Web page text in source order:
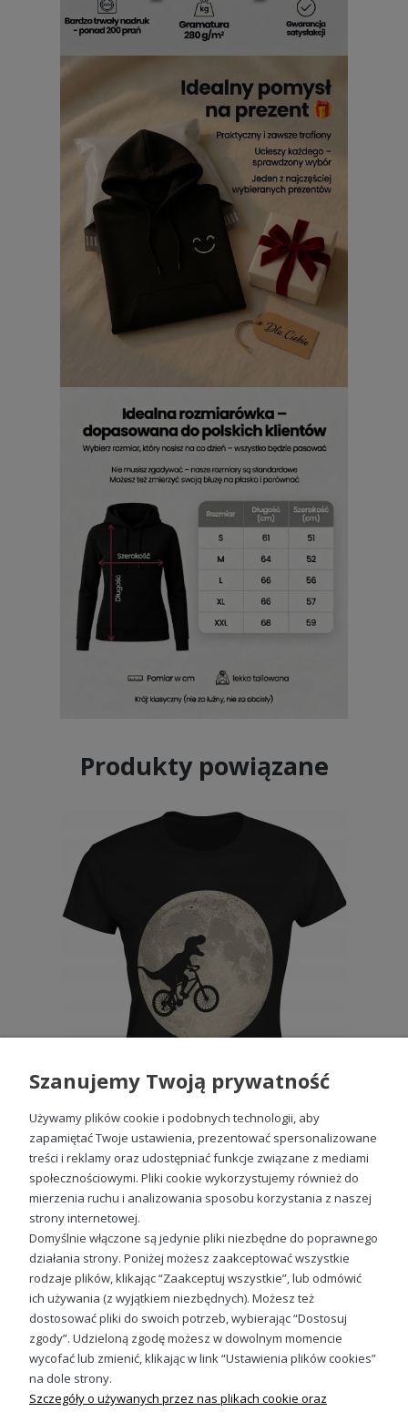
Produkty powiązane
Dinozaur Księżyc Rower T-rex Dino Damska koszulka
49,98 zł
Sprawdź nasze social media
Szanujemy Twoją prywatność
Używamy plików cookie i podobnych technologii, aby
zapamiętać Twoje ustawienia, prezentować spersonalizowane
treści i reklamy oraz udostępniać funkcje związane z mediami
społecznościowymi. Pliki cookie wykorzystujemy również do
mierzenia ruchu i analizowania sposobu korzystania z naszej
strony internetowej.
Domyślnie włączone są jedynie pliki niezbędne do poprawnego
działania strony. Poniżej możesz zaakceptować wszystkie
rodzaje plików, klikając “Zaakceptuj wszystkie”, lub odmówić
ich używania (z wyjątkiem niezbędnych). Możesz też
dostosować pliki do swoich potrzeb, wybierając “Dostosuj
zgody”. Udzieloną zgodę możesz w dowolnym momencie
wycofać lub zmienić, klikając w link “Ustawienia plików cookies”
na dole strony.
Szczegóły o używanych przez nas plikach cookie oraz